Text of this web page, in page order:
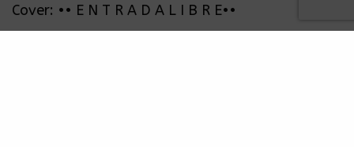
Cover: •• E N T R A D A L I B R E••